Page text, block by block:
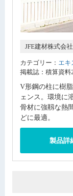
JFE建材株式会社
カテゴリー： エキ
掲載誌：積算資料
V形鋼の柱に樹
ェンス。環境に
骨材に強靱な熱
どに最適。
製品詳